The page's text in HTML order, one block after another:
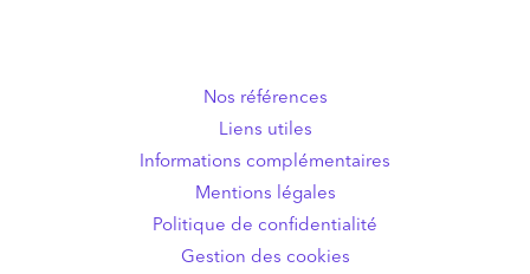
Nos références
Liens utiles
Informations complémentaires
Mentions légales
Politique de confidentialité
Gestion des cookies